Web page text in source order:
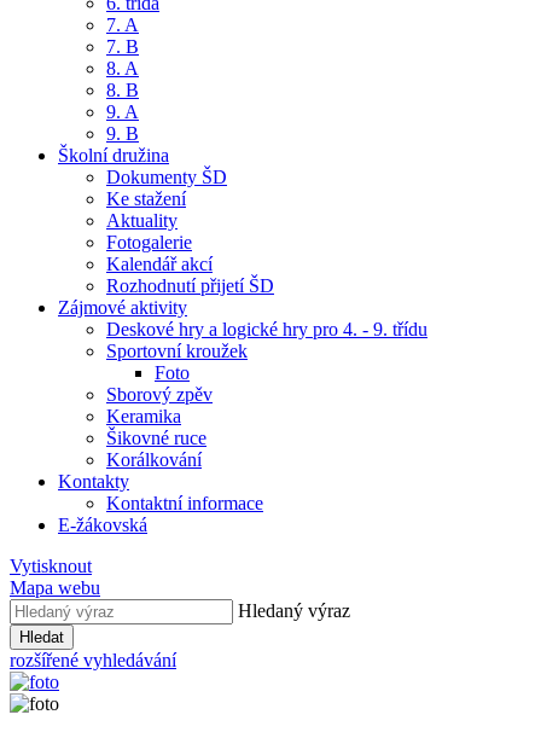
7. A
7. B
8. A
8. B
9. A
9. B
Školní družina
Dokumenty ŠD
Ke stažení
Aktuality
Fotogalerie
Kalendář akcí
Rozhodnutí přijetí ŠD
Zájmové aktivity
Deskové hry a logické hry pro 4. - 9. třídu
Sportovní kroužek
Foto
Sborový zpěv
Keramika
Šikovné ruce
Korálkování
Kontakty
Kontaktní informace
E-žákovská
Vytisknout
Mapa webu
Hledaný výraz
Hledat
rozšířené vyhledávání